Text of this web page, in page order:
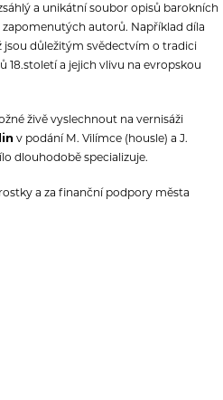
a unikátní soubor opisů barokních
autorů. Například díla
jsou důležitým svědectvím o tradici
18.století a jejich vlivu na evropskou
živě vyslechnout na vernisáži
v podání M. Vilímce (housle) a J.
dlouhodobě specializuje.
a za finanční podpory města